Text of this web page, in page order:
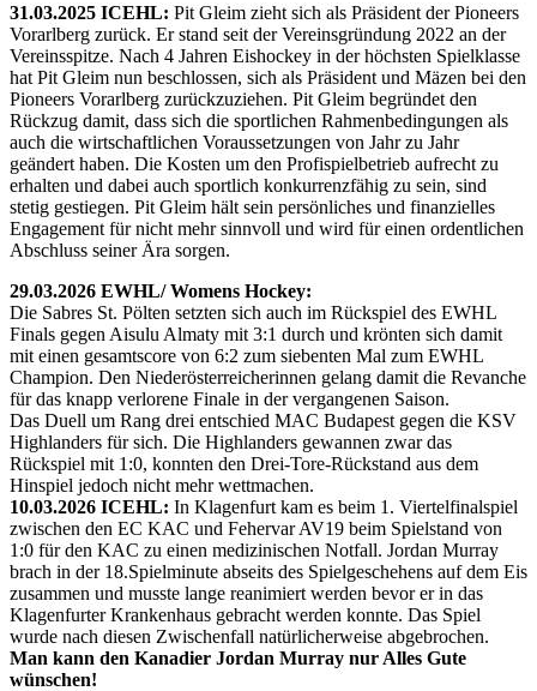
31.03.2025 ICEHL: Pit Gleim zieht sich als Präsident der Pioneers
Vorarlberg zurück. Er stand seit der Vereinsgründung 2022 an der
Vereinsspitze. Nach 4 Jahren Eishockey in der höchsten Spielklasse
hat Pit Gleim nun beschlossen, sich als Präsident und Mäzen bei den
Pioneers Vorarlberg zurückzuziehen. Pit Gleim begründet den
Rückzug damit, dass sich die sportlichen Rahmenbedingungen als
auch die wirtschaftlichen Voraussetzungen von Jahr zu Jahr
geändert haben. Die Kosten um den Profispielbetrieb aufrecht zu
erhalten und dabei auch sportlich konkurrenzfähig zu sein, sind
stetig gestiegen. Pit Gleim hält sein persönliches und finanzielles
Engagement für nicht mehr sinnvoll und wird für einen ordentlichen
Abschluss seiner Ära sorgen.
29.03.2026 EWHL/ Womens Hockey:
Die Sabres St. Pölten setzten sich auch im Rückspiel des EWHL
Finals gegen Aisulu Almaty mit 3:1 durch und krönten sich damit
mit einen gesamtscore von 6:2 zum siebenten Mal zum EWHL
Champion. Den Niederösterreicherinnen gelang damit die Revanche
für das knapp verlorene Finale in der vergangenen Saison.
Das Duell um Rang drei entschied MAC Budapest gegen die KSV
Highlanders für sich. Die Highlanders gewannen zwar das
Rückspiel mit 1:0, konnten den Drei-Tore-Rückstand aus dem
Hinspiel jedoch nicht mehr wettmachen.
10.03.2026 ICEHL: In Klagenfurt kam es beim 1. Viertelfinalspiel
zwischen den EC KAC und Fehervar AV19 beim Spielstand von
1:0 für den KAC zu einen medizinischen Notfall. Jordan Murray
brach in der 18.Spielminute abseits des Spielgeschehens auf dem Eis
zusammen und musste lange reanimiert werden bevor er in das
Klagenfurter Krankenhaus gebracht werden konnte. Das Spiel
wurde nach diesen Zwischenfall natürlicherweise abgebrochen.
Man kann den Kanadier Jordan Murray nur Alles Gute
wünschen!